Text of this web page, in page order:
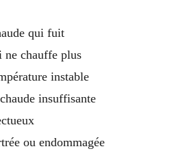
qui fuit
ne chauffe plus
instable
insuffisante
ou endommagée